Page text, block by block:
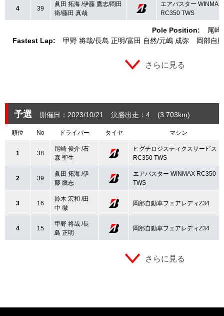
Pole Position:
尾崎
Fastest Lap:
甲野 将哉 長島 正明 富田 自然 元嶋 成弥 岡部自
4 39
眞田 拓海 /伊藤 鷹志/岡田
衛/藤田 真哉
エアバスター WINMAX
RC350 TWS
さらに見る
予選 開催日：2023/10/21 決勝出走：4 (3.703km)
順位 No ドライバー タイヤ マシン
1 38
尾崎 俊介 /石
森 聖生
ヒグチロジスティクスサービス
RC350 TWS
2 39
眞田 拓海 /伊
藤 鷹志
エアバスター WINMAX RC350
TWS
3 16
鈴木 宏和 /田
中 徹
岡部自動車フェアレディZ34
4 15
甲野 将哉 /長
島 正明
岡部自動車フェアレディZ34
さらに見る